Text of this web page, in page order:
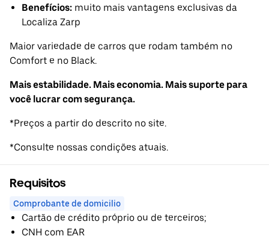
Benefícios: muito mais vantagens exclusivas da
Localiza Zarp
Maior variedade de carros que rodam também no
Comfort e no Black.
Mais estabilidade. Mais economia. Mais suporte para
você lucrar com segurança.
*Preços a partir do descrito no site.
*Consulte nossas condições atuais.
Requisitos
Comprobante de domicilio
Cartão de crédito próprio ou de terceiros;
CNH com EAR